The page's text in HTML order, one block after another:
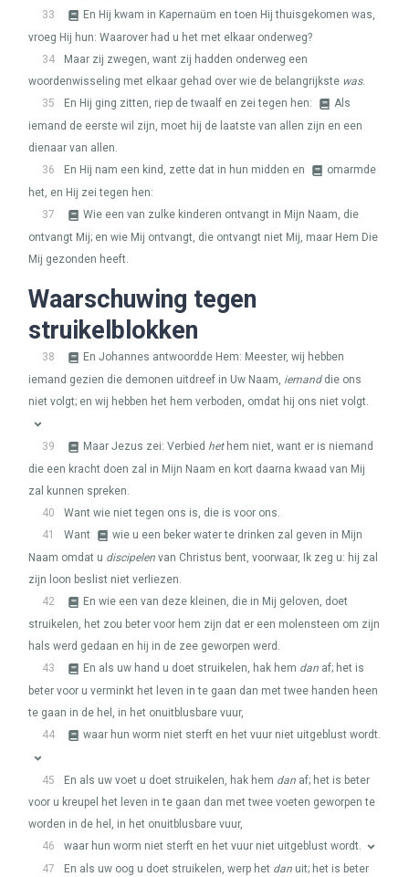
33
En Hij kwam in Kapernaüm en toen Hij thuisgekomen was,
vroeg Hij hun: Waarover had u het met elkaar onderweg?
34
Maar zij zwegen, want zij hadden onderweg een
woordenwisseling met elkaar gehad over wie de belangrijkste was.
35
En Hij ging zitten, riep de twaalf en zei tegen hen:
Als
iemand de eerste wil zijn, moet hij de laatste van allen zijn en een
dienaar van allen.
36
En Hij nam een kind, zette dat in hun midden en
omarmde
het, en Hij zei tegen hen:
37
Wie een van zulke kinderen ontvangt in Mijn Naam, die
ontvangt Mij; en wie Mij ontvangt, die ontvangt niet Mij, maar Hem Die
Mij gezonden heeft.
Waarschuwing tegen
struikelblokken
38
En Johannes antwoordde Hem: Meester, wij hebben
iemand gezien die demonen uitdreef in Uw Naam, iemanddie ons
niet volgt; en wij hebben het hem verboden, omdat hij ons niet volgt.
39 Maar Jezus zei: Verbied hethem niet, want er is niemand
die een kracht doen zal in Mijn Naam en kort daarna kwaad van Mij
zal kunnen spreken.
40
Want wie niet tegen ons is, die is voor ons.
41
Want
wie u een beker water te drinken zal geven in Mijn
Naam omdat u discipelen van Christus bent, voorwaar, Ik zeg u: hij zal
zijn loon beslist niet verliezen.
42
En wie een van deze kleinen, die in Mij geloven, doet
struikelen, het zou beter voor hem zijn dat er een molensteen om zijn
hals werd gedaan en hij in de zee geworpen werd.
43
En als uw hand u doet struikelen, hak hem dan af; het is
beter voor u verminkt het leven in te gaan dan met twee handen heen
te gaan in de hel, in het onuitblusbare vuur,
44
waar hun worm niet sterft en het vuur niet uitgeblust wordt.
45 En als uw voet u doet struikelen, hak hem dan af; het is beter
voor u kreupel het leven in te gaan dan met twee voeten geworpen te
worden in de hel, in het onuitblusbare vuur,
46
waar hun worm niet sterft en het vuur niet uitgeblust wordt.
47
En als uw oog u doet struikelen, werp het dan uit; het is beter